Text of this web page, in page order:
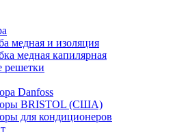
медная и изоляция
медная капилярная
решетки
Danfoss
BRISTOL (США)
для кондиционеров